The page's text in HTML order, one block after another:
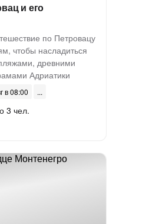
и его
по Петровацу
чтобы насладиться
древними
Адриатики
в 08:00
3 чел.